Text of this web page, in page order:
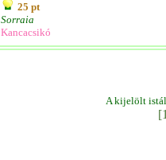
25 pt
Sorraia
Kancacsikó
A kijelölt